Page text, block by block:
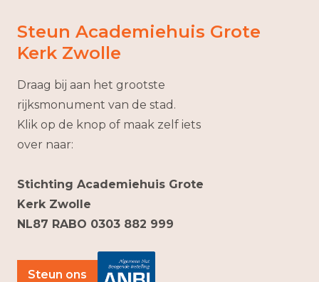
Steun Academiehuis Grote
Kerk Zwolle
Draag bij aan het grootste
rijksmonument van de stad.
Klik op de knop of maak zelf iets
over naar:
Stichting Academiehuis Grote
Kerk Zwolle
NL87 RABO 0303 882 999
Steun ons